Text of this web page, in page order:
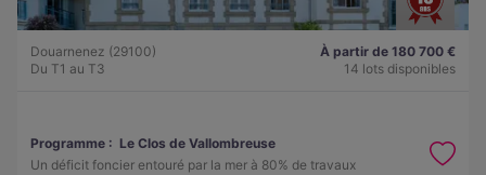
Douarnenez (29100)
Du T1 au T3
À partir de 180 700 €
14 lots disponibles
Programme : Le Clos de Vallombreuse
Un déficit foncier entouré par la mer à 80% de travaux